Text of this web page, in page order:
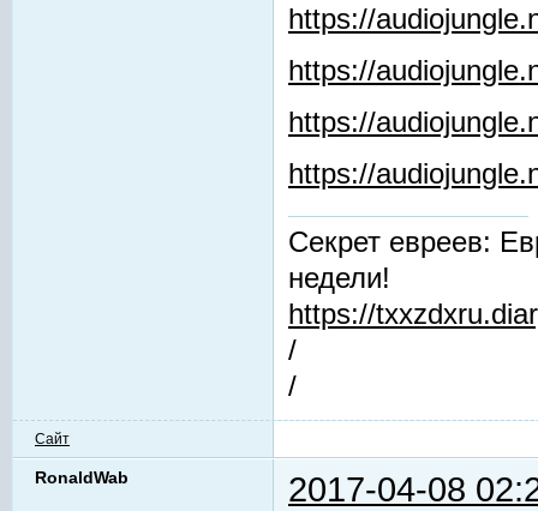
https://
https://
https://
https://
Секрет евреев:
недели!
https://
/
/
Сайт
RonaldWab 2017-04-08